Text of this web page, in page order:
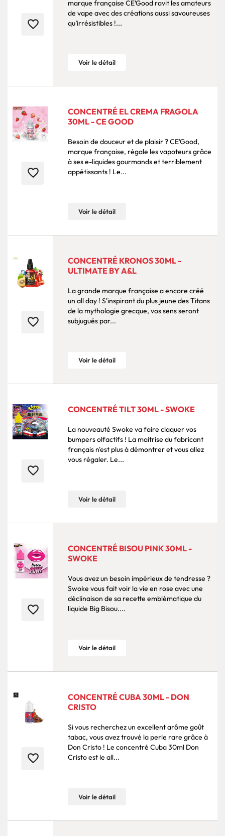
favorite_border
marque française CE’Good ravit les amateurs
de vape avec des créations aussi savoureuses
qu’irrésistibles !...
Voir le détail
favorite_border
CONCENTRÉ EL CREMA FRAGOLA
30ML - CE GOOD
Besoin de douceur et de plaisir ? CE’Good,
marque française, régale les vapoteurs grâce
à ses e-liquides gourmands et terriblement
appétissants ! Le...
Voir le détail
favorite_border
CONCENTRÉ KRONOS 30ML -
ULTIMATE BY A&L
La grande marque française a encore créé
un all day ! S'inspirant du plus jeune des Titans
de la mythologie grecque, vos sens seront
subjugués par...
Voir le détail
favorite_border
CONCENTRÉ TILT 30ML - SWOKE
La nouveauté Swoke va faire claquer vos
bumpers olfactifs ! La maitrise du fabricant
français n'est plus à démontrer et vous allez
vous régaler. Le...
Voir le détail
favorite_border
CONCENTRÉ BISOU PINK 30ML -
SWOKE
Vous avez un besoin impérieux de tendresse ?
Swoke vous fait voir la vie en rose avec une
déclinaison de sa recette emblématique du
liquide Big Bisou....
Voir le détail
favorite_border
CONCENTRÉ CUBA 30ML - DON
CRISTO
Si vous recherchez un excellent arôme goût
tabac, vous avez trouvé la perle rare grâce à
Don Cristo ! Le concentré Cuba 30ml Don
Cristo est le all...
Voir le détail